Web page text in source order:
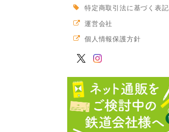
特定商取引法に基づく表記
運営会社
個人情報保護方針